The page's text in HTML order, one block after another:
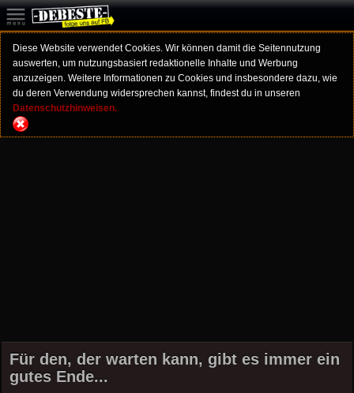
Diese Website verwendet Cookies. Wir können damit die Seitennutzung
auswerten, um nutzungsbasiert redaktionelle Inhalte und Werbung
anzuzeigen. Weitere Informationen zu Cookies und insbesondere dazu, wie
du deren Verwendung widersprechen kannst, findest du in unseren
Datenschutzhinweisen.
Für den, der warten kann, gibt es immer ein
gutes Ende...